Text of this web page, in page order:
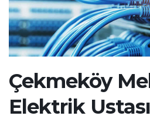
Çekmeköy
Elektrik Ustası